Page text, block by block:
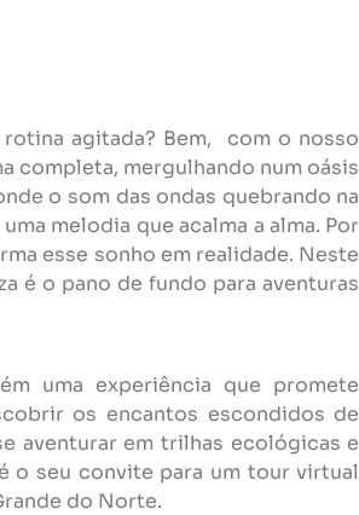
agitada? Bem, com o nosso
completa, mergulhando num oásis
o som das ondas quebrando na
melodia que acalma a alma. Por
esse sonho em realidade. Neste
é o pano de fundo para aventuras
uma experiência que promete
os encantos escondidos de
aventurar em trilhas ecológicas e
o seu convite para um tour virtual
do Norte.